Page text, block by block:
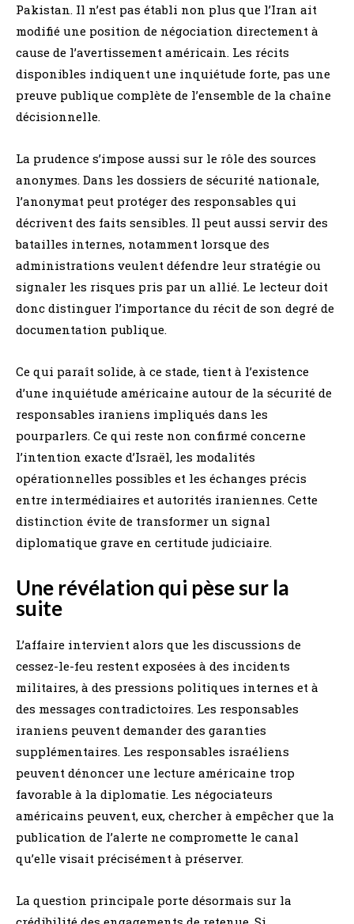
Pakistan. Il n’est pas établi non plus que l’Iran ait
modifié une position de négociation directement à
cause de l’avertissement américain. Les récits
disponibles indiquent une inquiétude forte, pas une
preuve publique complète de l’ensemble de la chaîne
décisionnelle.
La prudence s’impose aussi sur le rôle des sources
anonymes. Dans les dossiers de sécurité nationale,
l’anonymat peut protéger des responsables qui
décrivent des faits sensibles. Il peut aussi servir des
batailles internes, notamment lorsque des
administrations veulent défendre leur stratégie ou
signaler les risques pris par un allié. Le lecteur doit
donc distinguer l’importance du récit de son degré de
documentation publique.
Ce qui paraît solide, à ce stade, tient à l’existence
d’une inquiétude américaine autour de la sécurité de
responsables iraniens impliqués dans les
pourparlers. Ce qui reste non confirmé concerne
l’intention exacte d’Israël, les modalités
opérationnelles possibles et les échanges précis
entre intermédiaires et autorités iraniennes. Cette
distinction évite de transformer un signal
diplomatique grave en certitude judiciaire.
Une révélation qui pèse sur la
suite
L’affaire intervient alors que les discussions de
cessez-le-feu restent exposées à des incidents
militaires, à des pressions politiques internes et à
des messages contradictoires. Les responsables
iraniens peuvent demander des garanties
supplémentaires. Les responsables israéliens
peuvent dénoncer une lecture américaine trop
favorable à la diplomatie. Les négociateurs
américains peuvent, eux, chercher à empêcher que la
publication de l’alerte ne compromette le canal
qu’elle visait précisément à préserver.
La question principale porte désormais sur la